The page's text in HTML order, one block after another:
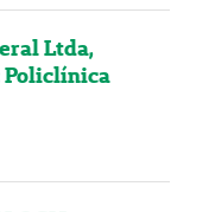
Ltda,
Policlínica